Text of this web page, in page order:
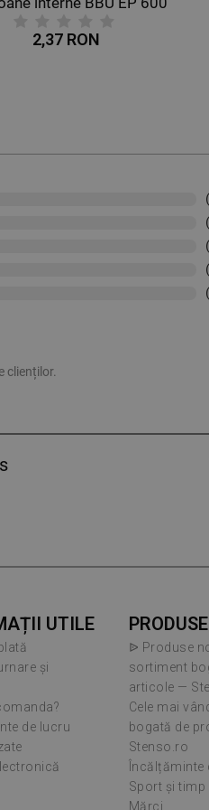
2,37 RON
clienților.
UTILE
și
de lucru
PRODUSE
ᐉ Produse
sortiment
articole —
Cele mai
bogată de
Stenso.ro
Încălțăminte
Sport și timp
Mărci